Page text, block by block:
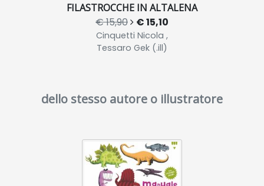
FILASTROCCHE IN ALTALENA
€ 15,90 € 15,10
Cinquetti Nicola ,
Tessaro Gek (.ill)
dello stesso autore o illustratore